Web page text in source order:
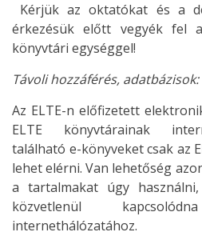
Kérjük az oktatókat és a
érkezésük előtt vegyék fel
könyvtári egységgel!
Távoli hozzáférés, adatbázisok:
Az ELTE-n előfizetett
ELTE könyvtárainak
található e-könyveket csak az
lehet elérni. Van lehetőség
a tartalmakat úgy
közvetlenül
internethálózatához.